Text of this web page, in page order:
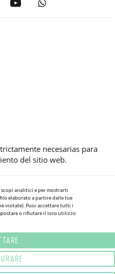
necesarias para
del sitio web.
una experiencia en el sitio
de producto
frecuentemente
nos ayuda a mejorar aún
socios publicitarios enviarle
analitici e per mostrarti
elaborato a partire dalle tue
visitate). Puoi accettare tutti i
o rifiutare il loro utilizzo